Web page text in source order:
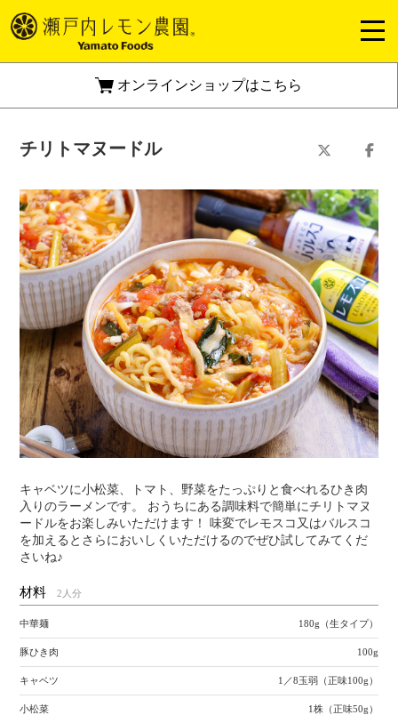
オンラインショップはこちら
チリトマヌードル
キャベツに小松菜、トマト、野菜をたっぷりと食べれるひき肉
入りのラーメンです。 おうちにある調味料で簡単にチリトマヌ
ードルをお楽しみいただけます！ 味変でレモスコ又はバルスコ
を加えるとさらにおいしくいただけるのでぜひ試してみてくだ
さいね♪
材料 2人分
中華麺 180g（生タイプ）
豚ひき肉 100g
キャベツ 1／8玉弱（正味100g）
小松菜 1株（正味50g）